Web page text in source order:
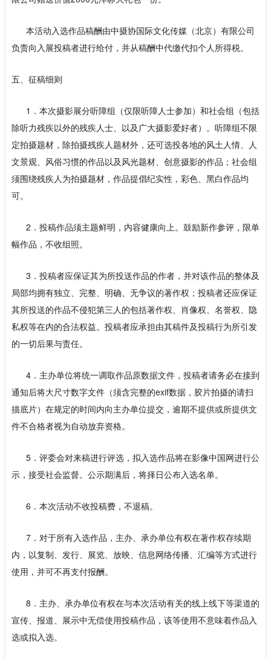
本活动入选作品稿酬由中摄协国际文化传媒（北京）有限公司
负责向入展投稿者进行给付，并从稿酬中代缴代扣个人所得税。
五、征稿细则
1．本次摄影展分听障组（仅限听障人士参加）和社会组（包括
除听力残疾以外的残疾人士、以及广大摄影爱好者）。听障组不限
定拍摄题材，除拍摄残疾人题材外，还可选投各地的风土人情、人
文景观、风俗习惯的作品以及风光题材、创意摄影的作品；社会组
须围绕残疾人为拍摄题材，作品提倡纪实性，彩色、黑白作品均
可。
2．投稿作品须主题鲜明，内容健康向上。鼓励新作参评，限单
幅作品，不收组照。
3．投稿者应保证其为所投送作品的作者，并对该作品的整体及
局部均拥有独立、完整、明确、无争议的著作权；投稿者还应保证
其所投送的作品不侵犯第三人的包括著作权、肖像权、名誉权、隐
私权等在内的合法权益。投稿者应承担由其稿件及投稿行为所引发
的一切后果与责任。
4．主办单位将统一调取作品原数据文件，投稿者请务必在接到
通知后将大尺寸数字文件（须含完整的exif数据，胶片拍摄的请扫
描底片）在规定的时间内向主办单位提交，逾期不提供或所提供文
件不合格者视为自动放弃资格。
5．评委会对来稿进行评选，拟入选作品将在影像中国网进行公
示，接受社会监督。公示期满后，将择日公布入选名单。
6．本次活动不收投稿费，不退稿。
7．对于所有入选作品，主办、承办单位有权在著作权存续期
内，以复制、发行、展览、放映、信息网络传播、汇编等方式进行
使用，并可不再支付报酬。
8．主办、承办单位有权在与本次活动有关的线上线下等渠道的
宣传、报道、展示中无偿使用投稿作品，该等使用不意味着作品入
选或拟入选。